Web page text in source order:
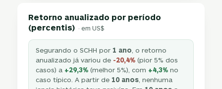
Retorno anualizado por período
(percentis) · em US$
Segurando o SCHH por 1 ano , o retorno
anualizado já variou de -20,4% (pior 5% dos
casos) a +29,3% (melhor 5%), com +4,3% no
caso típico. A partir de 10 anos , nenhuma